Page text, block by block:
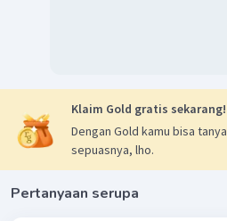
Klaim Gold gratis sekarang!
Dengan Gold kamu bisa
sepuasnya, lho.
Pertanyaan serupa